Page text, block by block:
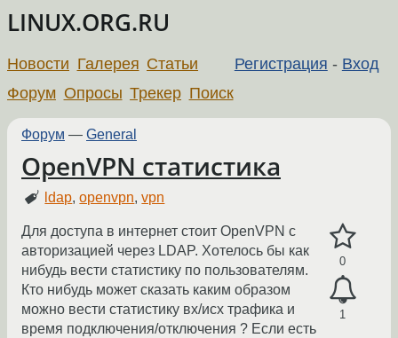
LINUX.ORG.RU
Регистрация - Вход
Новости Галерея Статьи
Форум Опросы Трекер Поиск
Форум — General
OpenVPN статистика
ldap,openvpn,vpn
0
1
Для доступа в интернет стоит OpenVPN с
авторизацией через LDAP. Хотелось бы как
нибудь вести статистику по пользователям.
Кто нибудь может сказать каким образом
можно вести статистику вх/исх трафика и
время подключения/отключения ? Если есть